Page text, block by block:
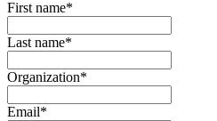
First name*
Last name*
Organization*
Email*